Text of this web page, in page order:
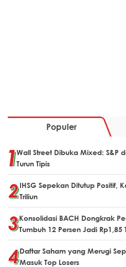
Populer
Wall Street Dibuka Mixed: S&P
Turun Tipis
IHSG Sepekan Ditutup Positif,
Triliun
Konsolidasi BACH Dongkrak
Tumbuh 12 Persen Jadi Rp1,85
Daftar Saham yang Merugi
Masuk Top Losers